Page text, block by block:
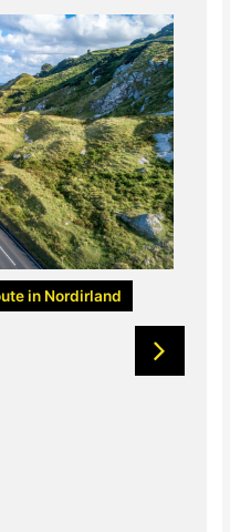
in Nordirland